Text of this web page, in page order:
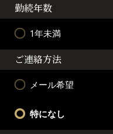
勤続年数
1年未満
ご連絡方法
メール希望
特になし